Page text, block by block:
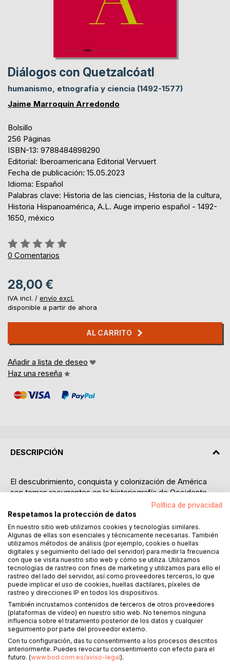
Diálogos con Quetzalcóatl
humanismo, etnografía y ciencia (1492-1577)
Jaime Marroquín Arredondo
Bolsillo
256 Páginas
ISBN-13: 9788484898290
Editorial: Iberoamericana Editorial Vervuert
Fecha de publicación: 15.05.2023
Idioma: Español
Palabras clave: Historia de las ciencias, Historia de la cultura,
Historia Hispanoamérica, A.L. Auge imperio español - 1492-
1650, méxico
Rating:
0%
0 Comentarios
28,00 €
IVA incl. / envío excl.
disponible a partir de ahora
AL CARRITO
Añadir a lista de deseo
Haz una reseña
DESCRIPCIÓN
El descubrimiento, conquista y colonización de América
son temas recurrentes en la historiografía de Occidente.
Poco se ha escrito, sin embargo, acerca de la descripción
del Nuevo Mundo, empresa que desbordó los modelos
intelectuales y retóricos de la Antigüedad y dio inicio a la
epistemología moderna. En Diálogos con Quetzalcóatl:
humanismo, etnografía y ciencia (1492-1577), Jaime
Marroquín Arredondo demuestra que la llamada Revolución
Científica tiene evidentes orígenes en las historias
etnográficas y naturales compuestas por los humanistas
españoles y nahuas en México-Nueva España durante el
siglo XVI. En México, los humanistas intentaron incorporar
la ciencia y la ética mesoamericanas a la filosofía natural y
moral de Occidente. Su experta transformación retórica de
la historia en método empírico de investigación de la
realidad de las culturas y la naturaleza de América,
contribuyó sin duda al desarrollo de las nuevas prácticas
empíricas y del nuevo marco epistemológico para el
Política de privacidad
Respetamos la protección de datos
En nuestro sitio web utilizamos cookies y tecnologías similares.
Algunas de ellas son esenciales y técnicamente necesarias. También
utilizamos métodos de análisis (por ejemplo, cookies o huellas
digitales y seguimiento del lado del servidor) para medir la frecuencia
con que se visita nuestro sitio web y cómo se utiliza. Utilizamos
tecnologías de rastreo con fines de marketing y utilizamos para ello el
rastreo del lado del servidor, así como proveedores terceros, lo que
puede implicar el uso de cookies, huellas dactilares, píxeles de
rastreo y direcciones IP en todos los dispositivos.
También incrustamos contenidos de terceros de otros proveedores
(plataformas de vídeo) en nuestro sitio web. No tenemos ninguna
influencia sobre el tratamiento posterior de los datos y cualquier
seguimiento por parte del proveedor externo.
Con tu configuración, das tu consentimiento a los procesos descritos
anteriormente. Puedes revocar tu consentimiento con efecto para el
futuro. (www.bod.com.es/aviso-legal).